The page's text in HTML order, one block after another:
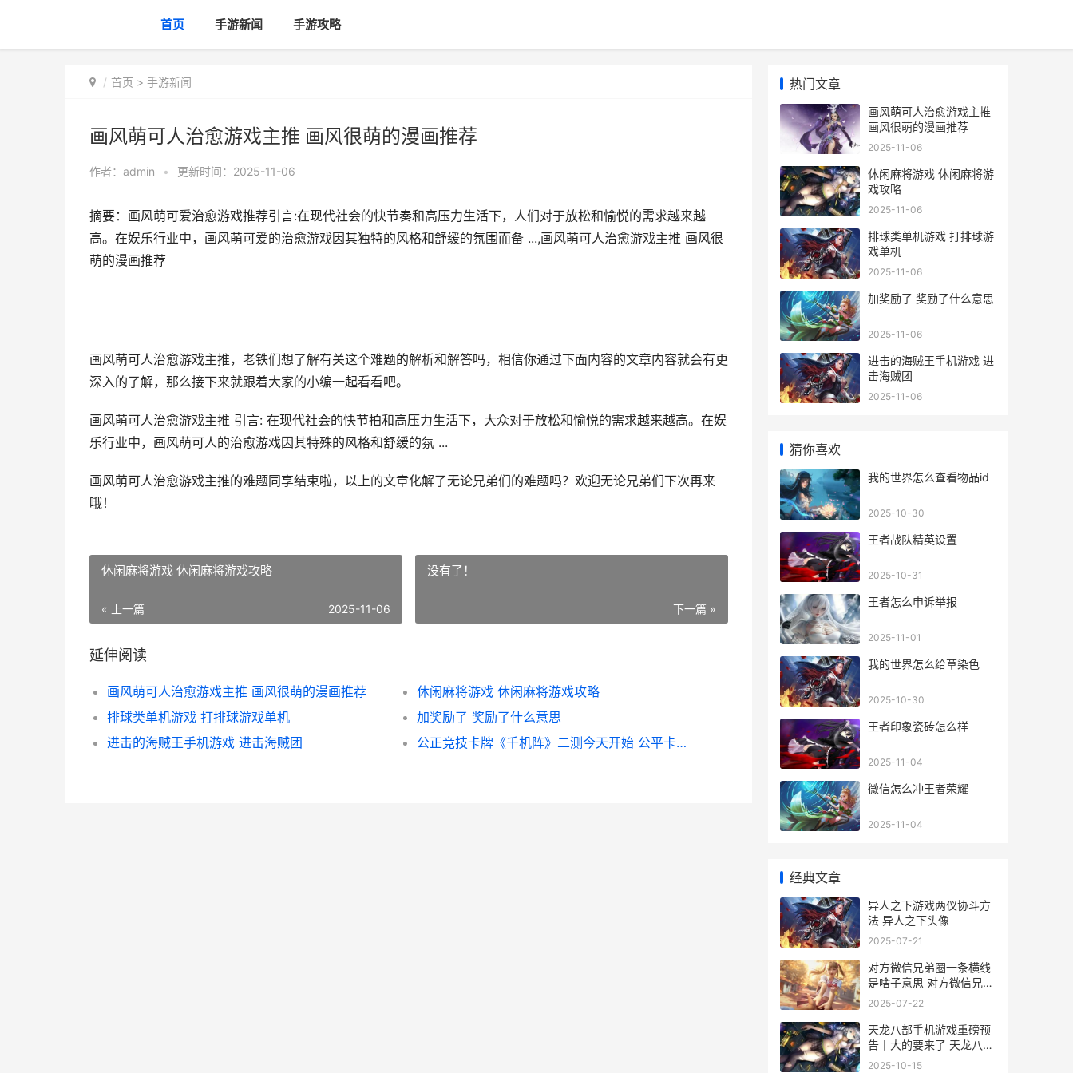
首页 手游新闻 手游攻略
首页 > 手游新闻
画风萌可人治愈游戏主推 画风很萌的漫画推荐
作者： admin • 更新时间：2025-11-06
摘要：画风萌可爱治愈游戏推荐引言:在现代社会的快节奏和高压力生活下，人们对于放松和愉悦的需求越来越
高。在娱乐行业中，画风萌可爱的治愈游戏因其独特的风格和舒缓的氛围而备 ...,画风萌可人治愈游戏主推 画风很
萌的漫画推荐
画风萌可人治愈游戏主推，老铁们想了解有关这个难题的解析和解答吗，相信你通过下面内容的文章内容就会有更
深入的了解，那么接下来就跟着大家的小编一起看看吧。
画风萌可人治愈游戏主推 引言: 在现代社会的快节拍和高压力生活下，大众对于放松和愉悦的需求越来越高。在娱
乐行业中，画风萌可人的治愈游戏因其特殊的风格和舒缓的氛 ...
画风萌可人治愈游戏主推的难题同享结束啦，以上的文章化解了无论兄弟们的难题吗？欢迎无论兄弟们下次再来
哦！
休闲麻将游戏 休闲麻将游戏攻略
« 上一篇 2025-11-06
没有了！
下一篇 »
延伸阅读
画风萌可人治愈游戏主推 画风很萌的漫画推荐
休闲麻将游戏 休闲麻将游戏攻略
排球类单机游戏 打排球游戏单机
加奖励了 奖励了什么意思
进击的海贼王手机游戏 进击海贼团
公正竞技卡牌《千机阵》二测今天开始 公平卡牌游戏
热门文章
画风萌可人治愈游戏主推
画风很萌的漫画推荐
2025-11-06
休闲麻将游戏 休闲麻将游
戏攻略
2025-11-06
排球类单机游戏 打排球游
戏单机
2025-11-06
加奖励了 奖励了什么意思
2025-11-06
进击的海贼王手机游戏 进
击海贼团
2025-11-06
猜你喜欢
我的世界怎么查看物品id
2025-10-30
王者战队精英设置
2025-10-31
王者怎么申诉举报
2025-11-01
我的世界怎么给草染色
2025-10-30
王者印象瓷砖怎么样
2025-11-04
微信怎么冲王者荣耀
2025-11-04
经典文章
异人之下游戏两仪协斗方
法 异人之下头像
2025-07-21
对方微信兄弟圈一条横线
是啥子意思 对方微信兄弟
圈怎么看
2025-07-22
天龙八部手机游戏重磅预
告丨大的要来了 天龙八部
手游apk
2025-10-15